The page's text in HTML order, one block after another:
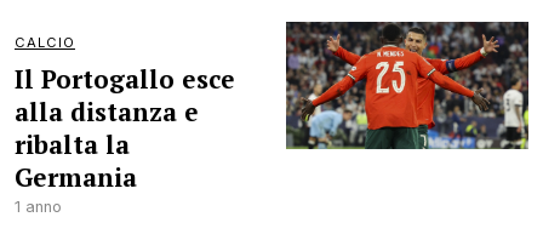
CALCIO
Il Portogallo esce
alla distanza e
ribalta la
Germania
1 anno